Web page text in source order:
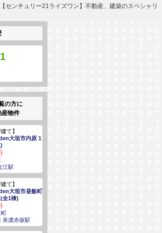
ンチュリー21ライズワン】不動産、建築のスペシャリ
1
の方に
産物件
て】
大垣市内原 1
江駅
て】
大垣市昼飯町
全1棟)
町
美濃赤坂駅